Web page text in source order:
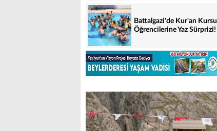
Battalgazi'de Kur'an Kursu
Öğrencilerine Yaz Sürprizi!